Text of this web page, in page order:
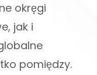
okręgi
jak i
pomiędzy.